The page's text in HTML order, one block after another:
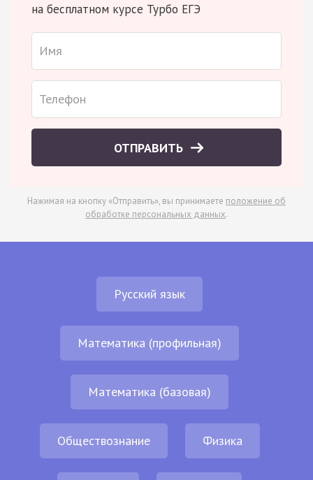
на бесплатном курсе Турбо ЕГЭ
ОТПРАВИТЬ
Нажимая на кнопку «Отправить», вы принимаете положение об
обработке персональных данных.
Русский язык
Математика (профильная)
Математика (базовая)
Обществознание Физика